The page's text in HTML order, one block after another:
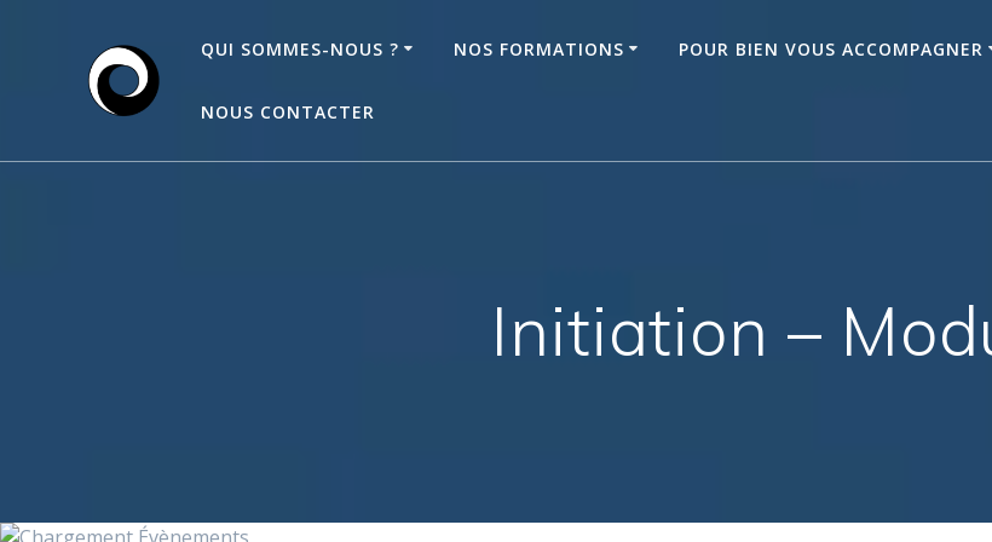
QUI SOMMES-NOUS ? NOS FORMATIONS POUR BIEN VOUS ACCOMPAGNER
NOUS CONTACTER
Initiation –